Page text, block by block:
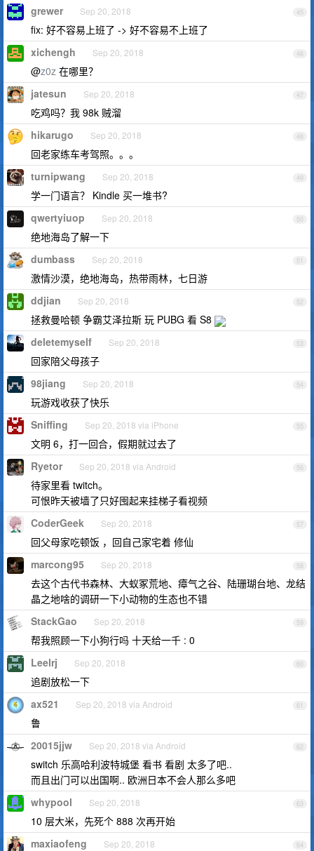
45
grewer Sep 20, 2018
fix: 好不容易上班了 -> 好不容易不上班了
46
xichengh Sep 20, 2018
@z0z 在哪里？
47
jatesun Sep 20, 2018
吃鸡吗？我 98k 贼溜
48
hikarugo Sep 20, 2018
回老家练车考驾照。。。
49
turnipwang Sep 20, 2018
学一门语言？ Kindle 买一堆书?
50
qwertyiuop Sep 20, 2018
绝地海岛了解一下
51
dumbass Sep 20, 2018
激情沙漠，绝地海岛，热带雨林，七日游
52
ddjian Sep 20, 2018
拯救曼哈顿 争霸艾泽拉斯 玩 PUBG 看 S8
53
deletemyself Sep 20, 2018
回家陪父母孩子
54
98jiang Sep 20, 2018
玩游戏收获了快乐
55
Sniffing Sep 20, 2018 via iPhone
文明 6，打一回合，假期就过去了
56
Ryetor Sep 20, 2018 via Android
待家里看 twitch。
可恨昨天被墙了只好囤起来挂梯子看视频
57
CoderGeek Sep 20, 2018
回父母家吃顿饭 ，回自己家宅着 修仙
58
marcong95 Sep 20, 2018
去这个古代书森林、大蚁冢荒地、瘴气之谷、陆珊瑚台地、龙结
晶之地啥的调研一下小动物的生态也不错
59
StackGao Sep 20, 2018
帮我照顾一下小狗行吗 十天给一千 : 0
60
Leelrj Sep 20, 2018
追剧放松一下
61
ax521 Sep 20, 2018 via Android
鲁
62
20015jjw Sep 20, 2018 via Android
switch 乐高哈利波特城堡 看书 看剧 太多了吧..
而且出门可以出国啊.. 欧洲日本不会人那么多吧
63
whypool Sep 20, 2018
10 层大米，先死个 888 次再开始
64
maxiaofeng Sep 20, 2018